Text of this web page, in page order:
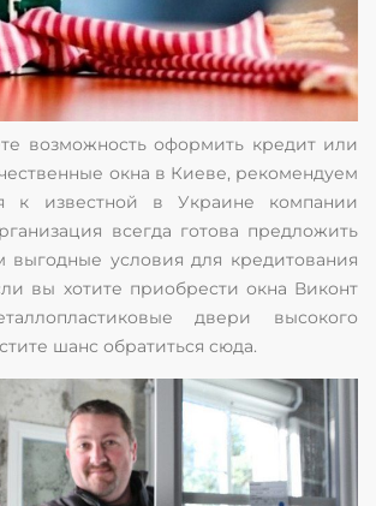
возможность оформить кредит или
окна в Киеве, рекомендуем
к известной в Украине компании
всегда готова предложить
выгодные условия для кредитования
вы хотите приобрести окна Виконт
двери высокого
шанс обратиться сюда.